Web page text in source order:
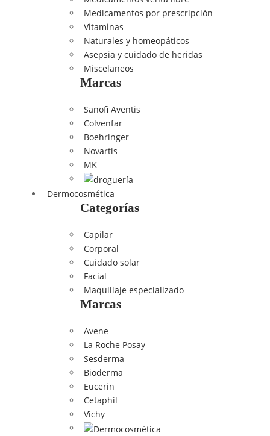
Medicamentos por prescripción
Vitaminas
Naturales y homeopáticos
Asepsia y cuidado de heridas
Miscelaneos
Marcas
Sanofi Aventis
Colvenfar
Boehringer
Novartis
MK
Dermocosmética
Categorías
Capilar
Corporal
Cuidado solar
Facial
Maquillaje especializado
Marcas
Avene
La Roche Posay
Sesderma
Bioderma
Eucerin
Cetaphil
Vichy